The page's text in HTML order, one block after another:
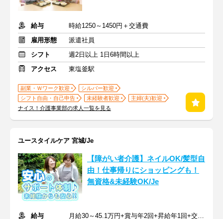
給与
時給1250～1450円＋交通費
雇用形態
派遣社員
シフト
週2日以上 1日6時間以上
アクセス
東塩釜駅
副業・Ｗワーク歓迎
シルバー歓迎
シフト自由・自己申告
未経験者歓迎
主婦(夫)歓迎
ナイス！介護事業部の求人一覧を見る
ユースタイルケア 宮城/Je
【障がい者介護】ネイルOK/髪型自
由！仕事帰りにショッピングも！
無資格&未経験OK/Je
給与
月給30～45.1万円+賞与年2回+昇給年1回+交通費全額